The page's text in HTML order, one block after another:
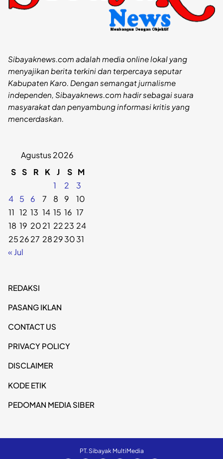
Sibayaknews.com adalah media online lokal yang
menyajikan berita terkini dan terpercaya seputar
Kabupaten Karo. Dengan semangat jurnalisme
independen, Sibayaknews.com hadir sebagai suara
masyarakat dan penyambung informasi kritis yang
mencerdaskan.
Agustus 2026
S S R K J S M
1
2
3
4
5 6 7 8 9
10
11 12 13 14 15 16 17
18 19 2021 2223 24
252627 28293031
« Jul
REDAKSI
PASANG IKLAN
CONTACT US
PRIVACY POLICY
DISCLAIMER
KODE ETIK
PEDOMAN MEDIA SIBER
PT. Sibayak MultiMedia